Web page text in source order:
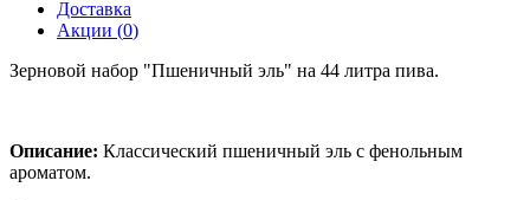
Доставка
Акции (0)
Зерновой набор "Пшеничный эль" на 44 литра пива.
Описание: Классический пшеничный эль с фенольным
ароматом.